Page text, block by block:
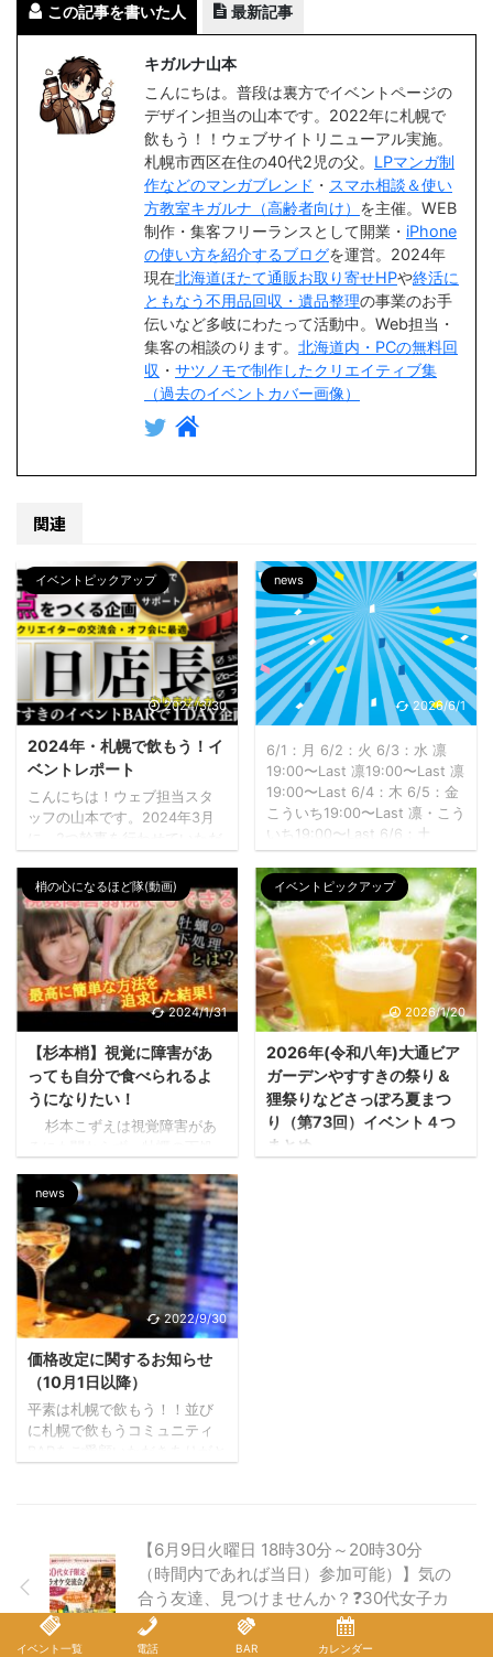
この記事を書いた人 最新記事
キガルナ山本
こんにちは。普段は裏方でイベントページの
デザイン担当の山本です。2022年に札幌で
飲もう！！ウェブサイトリニューアル実施。
札幌市西区在住の40代2児の父。 LPマンガ制
作などのマンガブレンド ・ スマホ相談＆使い
方教室キガルナ（高齢者向け） を主催。WEB
制作・集客フリーランスとして開業・ iPhone
の使い方を紹介するブログを運営。2024年
現在北海道ほたて通販お取り寄せHPや終活に
ともなう不用品回収・遺品整理の事業のお手
伝いなど多岐にわたって活動中。Web担当・
集客の相談のります。 北海道内・PCの無料回
収 ・ サツノモで制作したクリエイティブ集
（過去のイベントカバー画像）
関連
イベントピックアップ
2024/3/30
2024年・札幌で飲もう！イ
ベントレポート
こんにちは！ウェブ担当スタ
ッフの山本です。2024年3月
に、2つ幹事を行わせていただ
もう！！には裏方としてかか
わらせていただいていたので
すが、イベントをするネタが
溜まったので、定期的に開催
させていただくことになりま
した。 ちなみに、こういうふ
うに日本シニアデジタルサポ
ート協会に属しているので
「スマホサポートのスキルが
ある」、事業用ウェブ制作、
ホームページ運用の担当とし
て10年仕事している、など、
誰にでも得意なことがありま
すよね。 札幌で飲もうでは店
舗を利用したこういったイベ
ント企 ...
news
2026/6/1
6/1：月 6/2：火 6/3：水 凛
19:00〜Last 凛19:00〜Last 凛
19:00〜Last 6/4：木 6/5：金
こういち19:00〜Last 凛・こう
いち19:00〜Last 6/6：土
6/7：日 凛・にいやん・かみむ
ー・こういち12:00〜Last 調整
中調整中
梢の心になるほど隊(動画)
2024/1/31
【杉本梢】視覚に障害があ
っても自分で食べられるよ
うになりたい！
杉本こずえは視覚障害があ
共有しています。 牡蠣の構造
を学び、殻の開け方のコツを
調べ上げ、実際に手の感覚を
頼りにしながら牡蠣を開ける
技術を習得しました。 牡蠣の
ゆすり洗い方法を試み、その
結果、牡蠣本来の味をより堪
能できることを発見し、食べ
方に関しても新たな好みを見
つけ出しました。 北海道の牡
蠣を美味しく食べたい！大変
な殻の処理を簡単にできない
か追求してみた！ こちらのさ
つのもSNSもチェック!! FBペ
イベントピックアップ
2026/1/20
2026年(令和八年)大通ビア
ガーデンやすすきの祭り＆
狸祭りなどさっぽろ夏まつ
り（第73回）イベント４つ
まとめ
通ビアガーデン 札幌 ...
news
2022/9/30
価格改定に関するお知らせ
（10月1日以降）
平素は札幌で飲もう！！並び
に札幌で飲もうコミュニティ
ます。 今後も変わらぬイベン
トの充実や企画をお客様とと
もに楽しくお届けできるよう
努力してまいりますので、何
卒ご理解のほどお願い申し上
【6月9日火曜日 18時30分～20時30分
（時間内であれば当日）参加可能）】気の
合う友達、見つけませんか？❓30代女子カ
ラオケ会
イベント一覧 電話 BAR カレンダー